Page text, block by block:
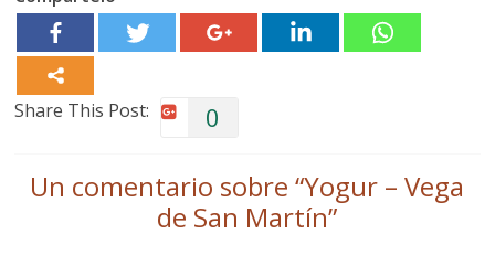
Share This Post: 0
Un comentario sobre “Yogur – Vega
de San Martín”